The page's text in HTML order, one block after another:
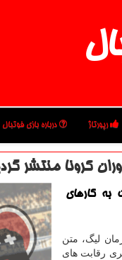
رپورتاژ درباره بازی فوتبال
كرونا منتشر
به كارهای
لیگ، متن
رقابت های